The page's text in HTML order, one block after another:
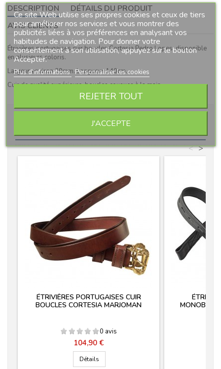
DESCRIPTION
DÉTAILS DU PRODUIT
AVIS CLIENTS
Étrivières portugaises cuir boucles Cortesia Pedro Lopes, disponible
en plusieurs coloris.
Largeur environ 29mm. Longueur 140cm.
Cuir de qualité supérieure, boucles cousues à la main.
>
<
ÉTRIVIÈRES PORTUGAISES CUIR
BOUCLES CORTESIA MARJOMAN
0 avis
Prix
104,90 €
Détails
Ce site Web utilise ses propres cookies et ceux de tiers
pour améliorer nos services et vous montrer des
publicités liées à vos préférences en analysant vos
habitudes de navigation. Pour donner votre
consentement à son utilisation, appuyez sur le bouton
Accepter.
Plus d'informations Personnaliser les cookies
REJETER TOUT
J'ACCEPTE